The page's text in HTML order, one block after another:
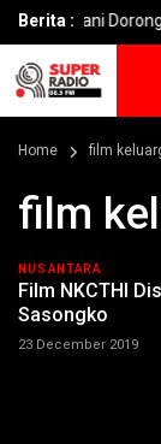
Berita :
Yani Dorong Pers
Home film
film
NUSANTARA
Film NKCTHI
Sasongko
23 December 2019